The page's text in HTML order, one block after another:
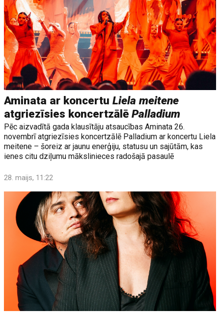
Aminata ar koncertuLiela meitene
atgriezīsies koncertzālēPalladium
Pēc aizvadītā gada klausītāju atsaucības Aminata 26.
novembrī atgriezīsies koncertzālē Palladium ar koncertu Liela
meitene – šoreiz ar jaunu enerģiju, statusu un sajūtām, kas
ienes citu dziļumu mākslinieces radošajā pasaulē
28. maijs, 11:22